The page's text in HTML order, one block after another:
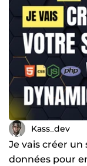
Kass_dev
Je vais créer
données pour